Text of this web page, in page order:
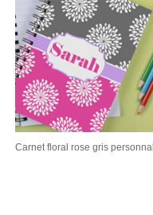
Carnet floral rose gris